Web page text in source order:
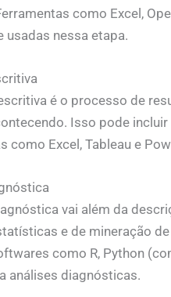
como Excel,
usadas nessa etapa.
é o processo de
Isso pode
como Excel, Tableau e
vai além da
e de mineração
como R, Python
análises diagnósticas.